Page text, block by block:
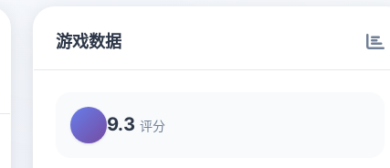
游戏数据
9.3 评分